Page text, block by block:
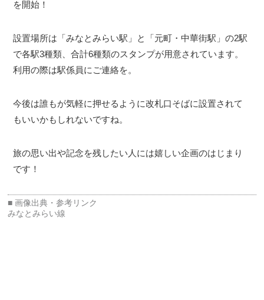
を開始！
設置場所は「みなとみらい駅」と「元町・中華街駅」の2駅
で各駅3種類、合計6種類のスタンプが用意されています。
利用の際は駅係員にご連絡を。
今後は誰もが気軽に押せるように改札口そばに設置されて
もいいかもしれないですね。
旅の思い出や記念を残したい人には嬉しい企画のはじまり
です！
みなとみらい線